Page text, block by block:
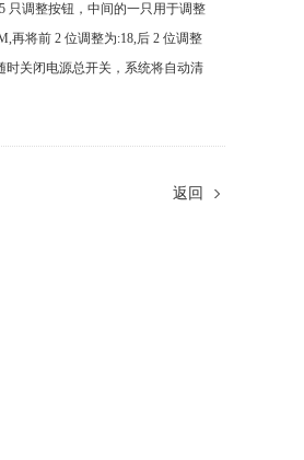
只调整按钮，中间的一只用于调整
再将前 2 位调整为:18,后 2 位调整
时关闭电源总开关，系统将自动清
返回